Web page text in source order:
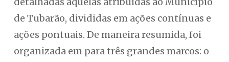
de Tubarão, divididas em ações contínuas e
ações pontuais. De maneira resumida, foi
organizada em para três grandes marcos: o